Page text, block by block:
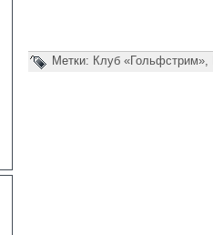
Метки: Клуб «Гольфстрим»,